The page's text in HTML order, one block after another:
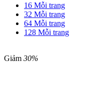
16 Mỗi trang
32 Mỗi trang
64 Mỗi trang
128 Mỗi trang
Giảm 30%